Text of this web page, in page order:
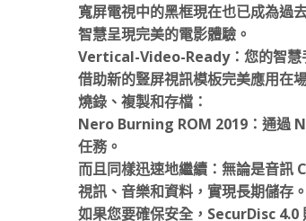
寬屏電視中的黑框現在也已成為過
智慧呈現完美的電影體驗。
Vertical-Video-Ready：您的智慧
借助新的豎屏視訊模板完美應用在
燒錄、複製和存檔：
Nero Burning ROM 2019：通過
任務。
而且同樣迅速地繼續：無論是音訊
視訊、音樂和資料，實現長期儲存。
如果您要確保安全，SecurDisc 4.0